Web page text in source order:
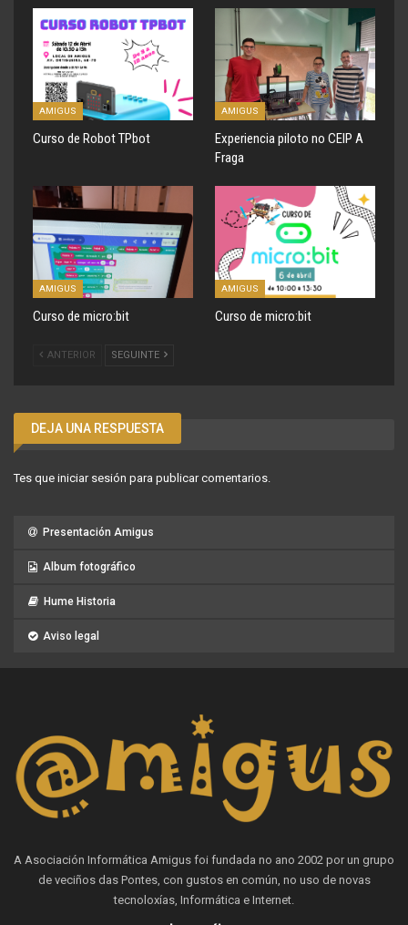
AMIGUS
Curso de Robot TPbot
AMIGUS
Experiencia piloto no CEIP A
Fraga
AMIGUS
Curso de micro:bit
AMIGUS
Curso de micro:bit
ANTERIOR SEGUINTE
DEJA UNA RESPUESTA
Tes que iniciar sesión para publicar comentarios.
Presentación Amigus
Album fotográfico
Hume Historia
Aviso legal
A Asociación Informática Amigus foi fundada no ano 2002 por un grupo
de veciños das Pontes, con gustos en común, no uso de novas
tecnoloxías, Informática e Internet.